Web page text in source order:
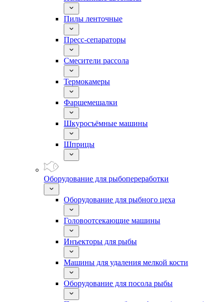
Пилы ленточные
Пресс-сепараторы
Смесители рассола
Термокамеры
Фаршемешалки
Шкуросъёмные машины
Шприцы
Оборудование для рыбопереработки
Оборудование для рыбного цеха
Головоотсекающие машины
Инъекторы для рыбы
Машины для удаления мелкой кости
Оборудование для посола рыбы